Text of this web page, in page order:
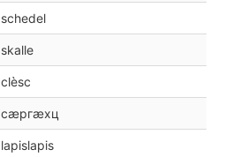
schedel
skalle
clèsc
сæргæхц
lapislapis